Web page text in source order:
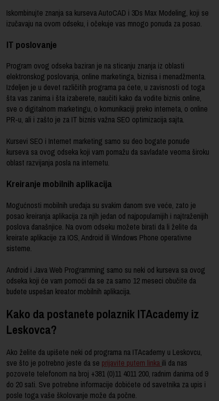
Iskombinujte znanja sa kurseva AutoCAD i 3Ds Max Modeling, koji se
izučavaju na ovom odseku, i očekuje vas mnogo ponuda za posao.
IT poslovanje
Program ovog odseka baziran je na sticanju znanja iz oblasti
elektronskog poslovanja, online marketinga, biznisa i menadžmenta.
Izdeljen je u devet različitih programa pa ćete, u zavisnosti od toga
šta vas zanima i šta izaberete, naučiti kako da vodite biznis online,
sve o digitalnom marketingu, o komunikaciji preko interneta, o online
PR-u, ali i zašto je za IT biznis važna SEO optimizacija sajta.
Kursevi SEO i Internet marketing samo su deo bogate ponude
kurseva sa ovog odseka koji vam pomažu da savladate veoma široku
oblast razvijanja posla na internetu.
Kreiranje mobilnih aplikacija
Mogućnosti mobilnih uređaja su svakim danom sve veće, zato je
posao kreiranja aplikacija za njih jedan od najpopularnijih i najtraženijih
poslova današnjice. Na ovom odseku možete birati da li želite da
kreirate aplikacije za IOS, Android ili Windows Phone operativne
sisteme.
Android i Java Web Programming samo su neki od kurseva sa ovog
odseka koji će vam pomoći da se za samo 12 meseci obučite da
budete uspešan kreator mobilnih aplikacija.
Kako da postanete polaznik ITAcademy iz
Leskovca?
Ako želite da upišete neki od programa na ITAcademy u Leskovcu,
sve što je potrebno jeste da se prijavite putem linka ili da nas
pozovete telefonom na broj +381 (0)11 4011 200, radnim danima od 9
do 20 sati. Sve potrebne informacije dobićete od savetnika za upis i
posle toga vaše školovanje može da počne.